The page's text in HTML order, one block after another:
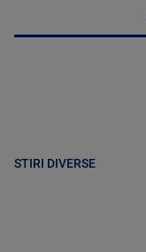
STIRI DIVERSE